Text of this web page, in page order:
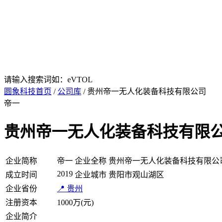
请输入搜索词如：eVTOL
圆象科技首页 / 公司库 / 贵州帝一无人化装备科技有限公司
帝一
贵州帝一无人化装备科技有限
企业简称 帝一 企业全称 贵州帝一无人化装备科技有限公
成立时间
2019 企业城市 贵阳市观山湖区
企业省份
📍 贵州
注册资本
1000万(元)
企业简介